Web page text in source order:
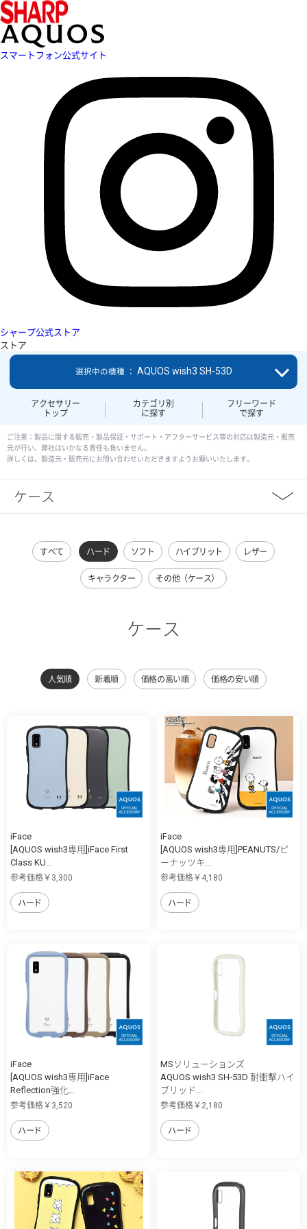
スマートフォン公式サイト
シャープ公式ストア
ストア
アクセサリー
トップ
カテゴリ別
に探す
フリーワード
で探す
選択中の機種 ： AQUOS wish3 SH-53D
ご注意：製品に関する販売・製品保証・サポート・アフターサービス等の対応は製造元・販売
元が行い、弊社はいかなる責任も負いません。
詳しくは、製造元・販売元にお問い合わせいただきますようお願いいたします。
ケース
すべて ハード ソフト ハイブリット レザー
キャラクター その他（ケース）
ケース
人気順 新着順 価格の高い順 価格の安い順
iFace
[AQUOS wish3専用]iFace First
Class KU...
参考価格￥3,300
ハード
iFace
[AQUOS wish3専用]PEANUTS/ピ
ーナッツキ...
参考価格￥4,180
ハード
iFace
[AQUOS wish3専用]iFace
Reflection強化...
参考価格￥3,520
ハード
MSソリューションズ
AQUOS wish3 SH-53D 耐衝撃ハイ
ブリッド...
参考価格￥2,180
ハード